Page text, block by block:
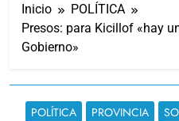
Inicio
POLÍTICA
Presos: para Kicillof «hay
Gobierno»
POLÍTICA PROVINCIA